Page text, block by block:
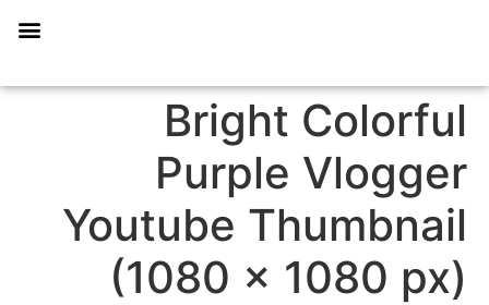
Bright Colorful
Purple Vlogger
Youtube Thumbnail
(1080 × 1080 px)